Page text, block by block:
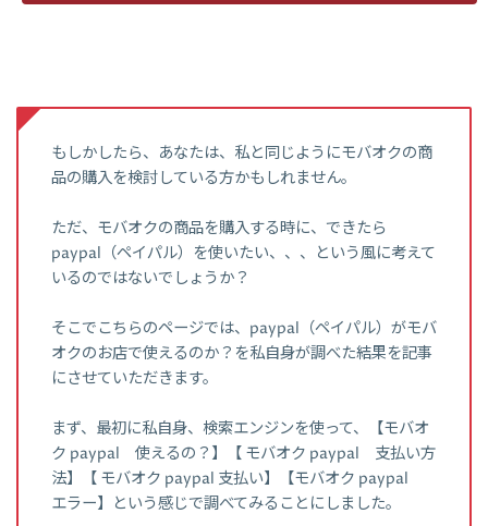
もしかしたら、あなたは、私と同じようにモバオクの商
品の購入を検討している方かもしれません。
ただ、モバオクの商品を購入する時に、できたら
paypal（ペイパル）を使いたい、、、という風に考えて
いるのではないでしょうか？
そこでこちらのページでは、paypal（ペイパル）がモバ
オクのお店で使えるのか？を私自身が調べた結果を記事
にさせていただきます。
まず、最初に私自身、検索エンジンを使って、【モバオ
ク paypal 使えるの？】【 モバオク paypal 支払い方
法】【 モバオク paypal 支払い】【モバオク paypal
エラー】という感じで調べてみることにしました。